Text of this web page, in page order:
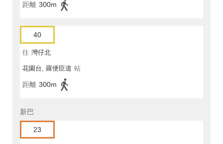
距離 300m
40
往 灣仔北
花園台, 羅便臣道 站
距離 300m
新巴
23